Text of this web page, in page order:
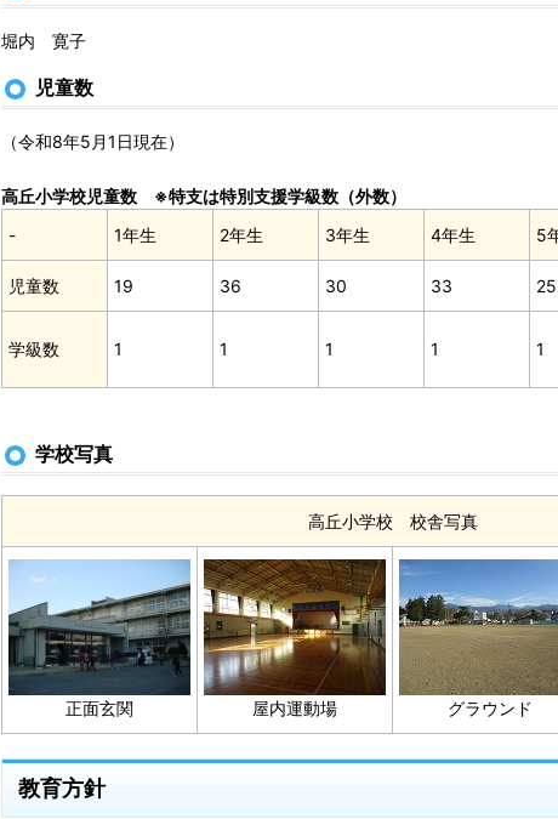
堀内 寛子
児童数
（令和8年5月1日現在）
高丘小学校児童数 ※特支は特別支援学級数（外数）
-
1年生 2年生 3年生 4年生 5
児童数 19 36 30 33 25
学級数 1 1 1 1 1
学校写真
高丘小学校 校舎写真
正面玄関 屋内運動場 グラウンド
教育方針